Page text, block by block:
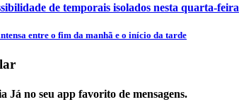
de temporais isolados nesta quarta-feira
entre o fim da manhã e o início da tarde
Já no seu app favorito de mensagens.